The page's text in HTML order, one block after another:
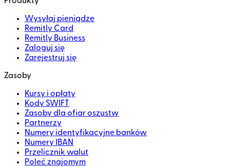
Wysyłaj pieniądze
Remitly Card
Remitly Business
Zaloguj się
Zarejestruj się
Zasoby
Kursy i opłaty
Kody SWIFT
Zasoby dla ofiar oszustw
Partnerzy
Numery identyfikacyjne banków
Numery IBAN
Przelicznik walut
Poleć znajomym